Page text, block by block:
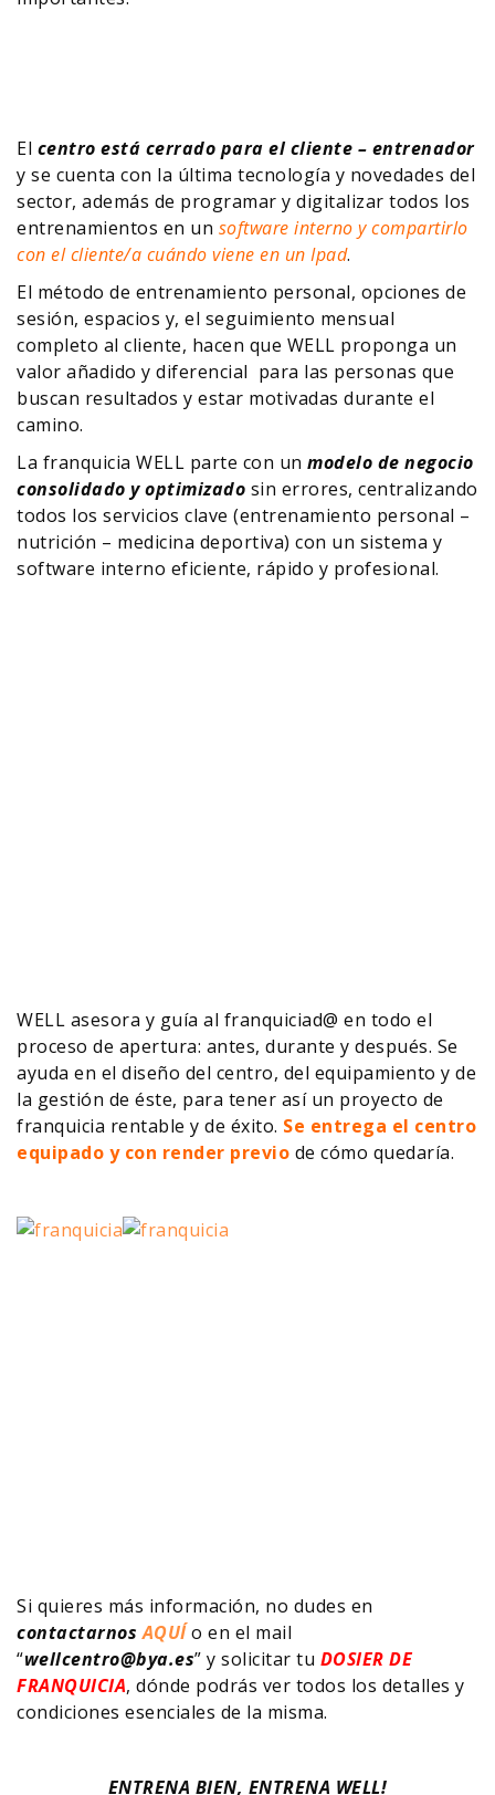
El centro está cerrado para el cliente – entrenador
y se cuenta con la última tecnología y novedades del
sector, además de programar y digitalizar todos los
entrenamientos en un software interno y compartirlo
con el cliente/a cuándo viene en un Ipad.
El método de entrenamiento personal, opciones de
sesión, espacios y, el seguimiento mensual
completo al cliente, hacen que WELL proponga un
valor añadido y diferencial para las personas que
buscan resultados y estar motivadas durante el
camino.
La franquicia WELL parte con un modelo de negocio
consolidado y optimizado sin errores, centralizando
todos los servicios clave (entrenamiento personal –
nutrición – medicina deportiva) con un sistema y
software interno eficiente, rápido y profesional.
WELL asesora y guía al franquiciad@ en todo el
proceso de apertura: antes, durante y después. Se
ayuda en el diseño del centro, del equipamiento y de
la gestión de éste, para tener así un proyecto de
franquicia rentable y de éxito. Se entrega el centro
equipado y con render previo de cómo quedaría.
Si quieres más información, no dudes en
contactarnosAQUÍo en el mail
“wellcentro@bya.es” y solicitar tu DOSIER DE
FRANQUICIA, dónde podrás ver todos los detalles y
condiciones esenciales de la misma.
ENTRENA BIEN, ENTRENA WELL!